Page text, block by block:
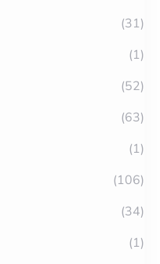
(31)
(1)
(52)
(63)
(1)
(106)
(34)
(1)